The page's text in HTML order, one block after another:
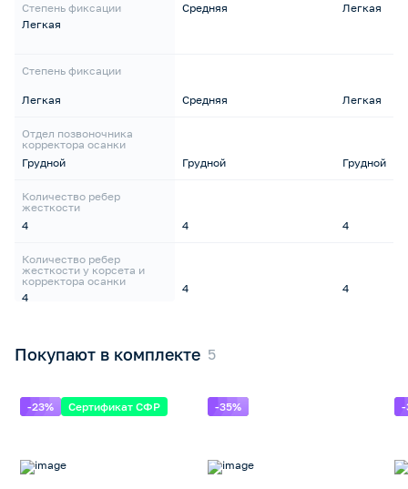
Степень фиксации
Легкая
Степень фиксации
Легкая
Отдел позвоночника
корректора осанки
Грудной
Количество ребер
жесткости
4
Количество ребер
жесткости у корсета и
корректора осанки
4
Средняя
Средняя
Грудной
4
4
Легкая
Легкая
Грудной
4
4
Покупают в комплекте
-23% Сертификат СФР -35% -